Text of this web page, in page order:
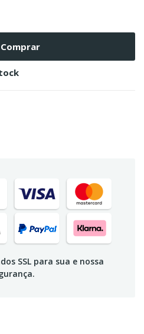
Comprar
SSL para sua e nossa